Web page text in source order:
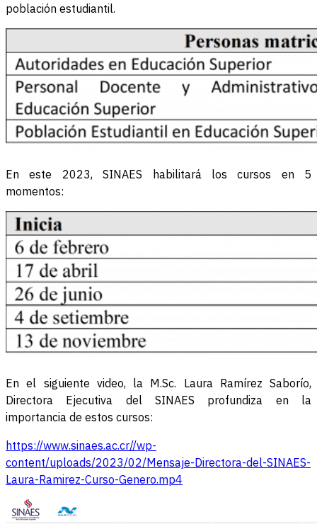
población estudiantil.
En este 2023, SINAES habilitará los cursos en 5
momentos:
En el siguiente video, la M.Sc. Laura Ramírez Saborío,
Directora Ejecutiva del SINAES profundiza en la
importancia de estos cursos:
https://www.sinaes.ac.cr//wp-
content/uploads/2023/02/Mensaje-Directora-del-SINAES-
Laura-Ramirez-Curso-Genero.mp4